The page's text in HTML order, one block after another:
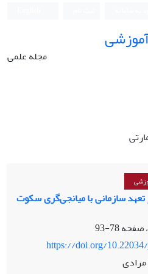
مجله علمی
سازمانی با میانجی‌گری سکوت
78-93
https://doi.org/